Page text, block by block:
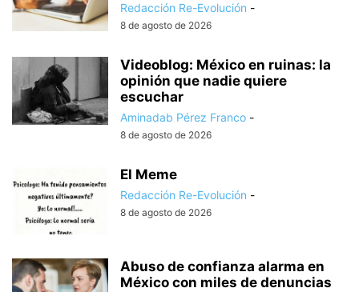
Redacción Re-Evolución -
8 de agosto de 2026
Videoblog: México en ruinas: la
opinión que nadie quiere
escuchar
Aminadab Pérez Franco -
8 de agosto de 2026
El Meme
Redacción Re-Evolución -
8 de agosto de 2026
Abuso de confianza alarma en
México con miles de denuncias